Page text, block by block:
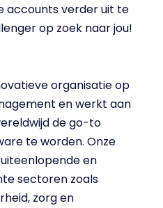
accounts verder uit te
op zoek naar jou!
organisatie op
en werkt aan
de go-to
te worden. Onze
en
sectoren zoals
zorg en